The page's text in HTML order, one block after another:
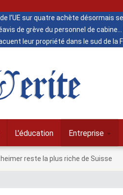
l’UE sur quatre achète désormais
de grève du personnel de cabine
leur propriété dans le sud de la
L'éducation Entreprise
reste la plus riche de Suisse